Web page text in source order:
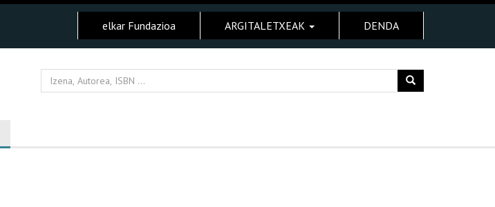
elkar Fundazioa ARGITALETXEAK DENDA